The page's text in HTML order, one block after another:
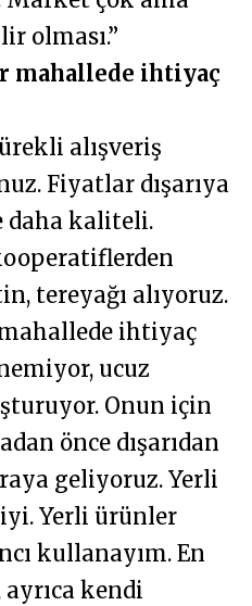
olması.”
mahallede ihtiyaç
alışveriş
Fiyatlar dışarıya
daha kaliteli.
tereyağı alıyoruz.
ihtiyaç
ucuz
Onun için
önce dışarıdan
geliyoruz. Yerli
Yerli ürünler
kullanayım. En
kendi